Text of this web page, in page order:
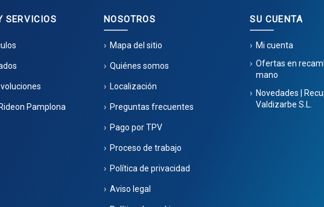
SERVICIOS
Pamplona
NOSOTROS
Mapa del sitio
Quiénes somos
Localización
Preguntas frecuentes
Pago por TPV
Proceso de trabajo
Política de privacidad
Aviso legal
SU CUENTA
Mi cuenta
Ofertas en
mano
Novedades |
Valdizarbe S.L.